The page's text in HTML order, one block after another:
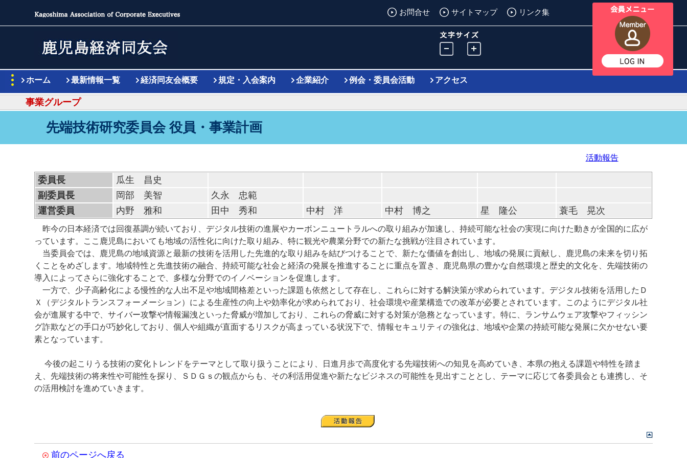
お問合せ サイトマップ リンク集
ホーム 最新情報一覧 経済同友会概要 規定・入会案内 企業紹介 例会・委員会活動 アクセス
事業グループ
先端技術研究委員会 役員・事業計画
活動報告
委員長
瓜生 昌史
副委員長
岡部 美智
久永 忠範
運営委員
内野 雅和 田中 秀和 中村 洋 中村 博之 星 隆公 蓑毛 晃次
昨今の日本経済では回復基調が続いており、デジタル技術の進展やカーボンニュートラルへの取り組みが加速し、持続可能な社会の実現に向けた動きが全国的に広が
っています。ここ鹿児島においても地域の活性化に向けた取り組み、特に観光や農業分野での新たな挑戦が注目されています。
当委員会では、鹿児島の地域資源と最新の技術を活用した先進的な取り組みを結びつけることで、新たな価値を創出し、地域の発展に貢献し、鹿児島の未来を切り拓
くことをめざします。地域特性と先進技術の融合、持続可能な社会と経済の発展を推進することに重点を置き、鹿児島県の豊かな自然環境と歴史的文化を、先端技術の
導入によってさらに強化することで、多様な分野でのイノベーションを促進します。
一方で、少子高齢化による慢性的な人出不足や地域間格差といった課題も依然として存在し、これらに対する解決策が求められています。デジタル技術を活用したＤ
Ｘ（デジタルトランスフォーメーション）による生産性の向上や効率化が求められており、社会環境や産業構造での改革が必要とされています。このようにデジタル社
会が進展する中で、サイバー攻撃や情報漏洩といった脅威が増加しており、これらの脅威に対する対策が急務となっています。特に、ランサムウェア攻撃やフィッシン
グ詐欺などの手口が巧妙化しており、個人や組織が直面するリスクが高まっている状況下で、情報セキュリティの強化は、地域や企業の持続可能な発展に欠かせない要
素となっています。
今後の起こりうる技術の変化トレンドをテーマとして取り扱うことにより、日進月歩で高度化する先端技術への知見を高めていき、本県の抱える課題や特性を踏ま
え、先端技術の将来性や可能性を探り、ＳＤＧｓの観点からも、その利活用促進や新たなビジネスの可能性を見出すこととし、テーマに応じて各委員会とも連携し、そ
の活用検討を進めていきます。
前のページへ戻る